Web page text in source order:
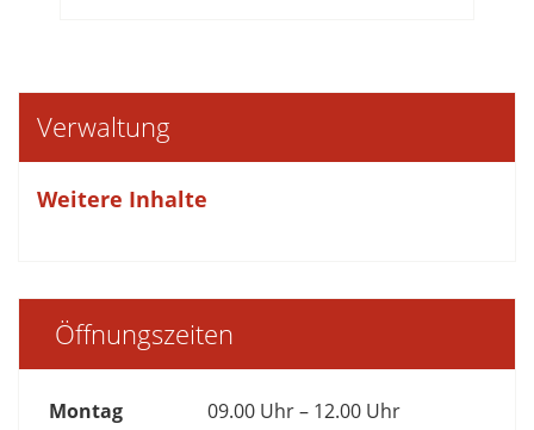
Verwaltung
Weitere Inhalte
Öffnungszeiten
Montag 09.00 Uhr – 12.00 Uhr